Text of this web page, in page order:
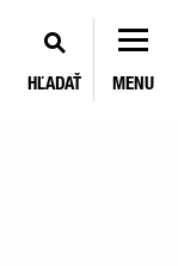
HĽADAŤ MENU